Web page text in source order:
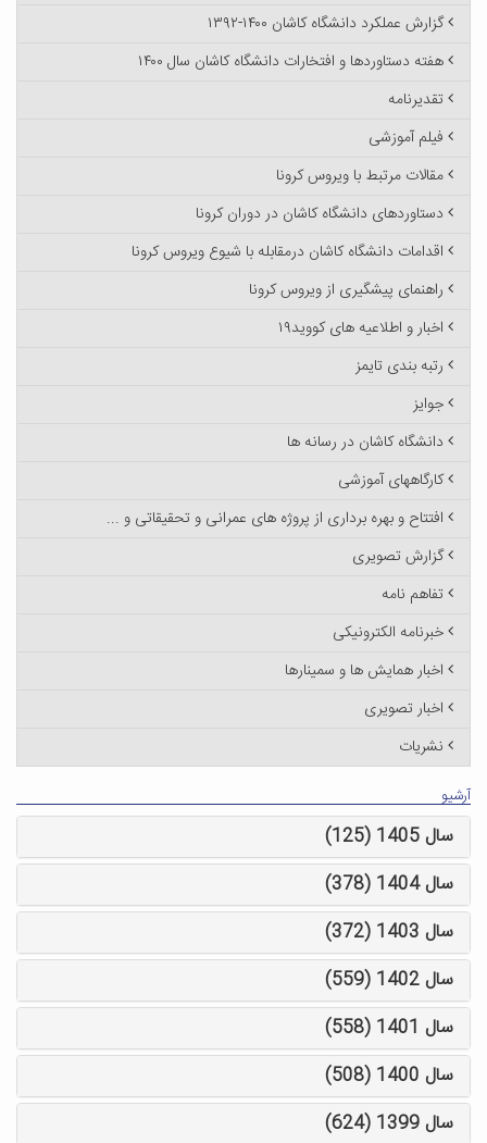
گزارش عملکرد دانشگاه کاشان ۱۴۰۰-۱۳۹۲
هفته دستاوردها و افتخارات دانشگاه کاشان سال ۱۴۰۰
تقدیرنامه
فیلم آموزشی
مقالات مرتبط با ویروس کرونا
دستاوردهای دانشگاه کاشان در دوران کرونا
اقدامات دانشگاه کاشان درمقابله با شیوع ویروس کرونا
راهنمای پیشگیری از ویروس کرونا
اخبار و اطلاعیه های کووید۱۹
رتبه بندی تایمز
جوایز
دانشگاه کاشان در رسانه ها
کارگاههای آموزشی
افتتاح و بهره برداری از پروژه های عمرانی و تحقیقاتی و ...
گزارش تصویری
تفاهم نامه
خبرنامه الکترونیکی
اخبار همایش ها و سمینارها
اخبار تصویری
نشریات
آرشیو
سال 1405 (125)
سال 1404 (378)
سال 1403 (372)
سال 1402 (559)
سال 1401 (558)
سال 1400 (508)
سال 1399 (624)